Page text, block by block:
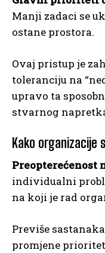
Manji zadaci se
ostane prostora.
Ovaj pristup je
toleranciju na
upravo ta
stvarnog
Kako
Preopterećenost
individualni
na koji je rad
Previše
promjene